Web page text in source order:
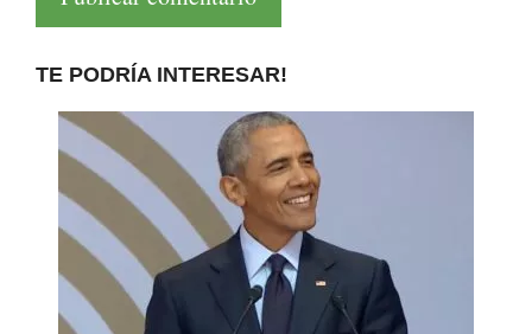
TE PODRÍA INTERESAR!